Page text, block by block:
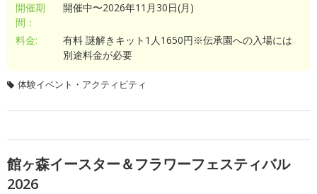
開催期
間：
開催中〜2026年11月30日(月)
料金:
有料 謎解きキット1人1650円※伝承園への入場には
別途料金が必要
体験イベント・アクティビティ
館ヶ森イースター＆フラワーフェスティバル
2026